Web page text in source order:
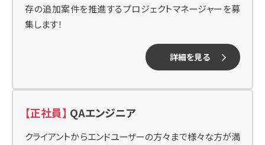
存の追加案件を推進するプロジェクトマネージャーを募
集します！
詳細を見る
【正社員】 QAエンジニア
クライアントからエンドユーザーの方々まで様々な方が満